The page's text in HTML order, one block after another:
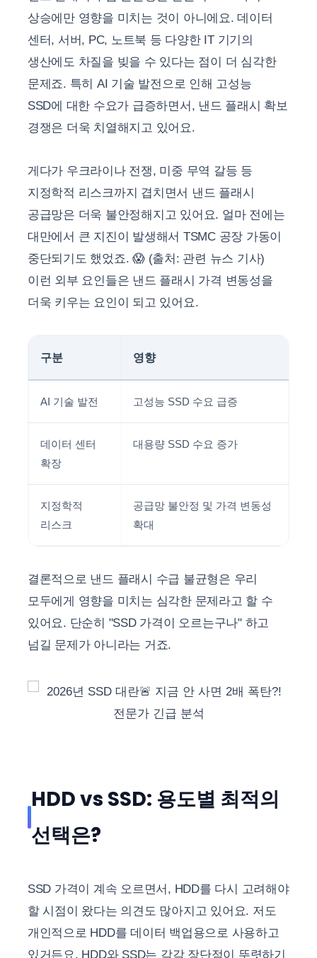
상승에만 영향을 미치는 것이 아니에요. 데이터
센터, 서버, PC, 노트북 등 다양한 IT 기기의
생산에도 차질을 빚을 수 있다는 점이 더 심각한
문제죠. 특히 AI 기술 발전으로 인해 고성능
SSD에 대한 수요가 급증하면서, 낸드 플래시 확보
경쟁은 더욱 치열해지고 있어요.
게다가 우크라이나 전쟁, 미중 무역 갈등 등
지정학적 리스크까지 겹치면서 낸드 플래시
공급망은 더욱 불안정해지고 있어요. 얼마 전에는
대만에서 큰 지진이 발생해서 TSMC 공장 가동이
중단되기도 했었죠. 😱 (출처: 관련 뉴스 기사)
이런 외부 요인들은 낸드 플래시 가격 변동성을
더욱 키우는 요인이 되고 있어요.
구분 영향
AI 기술 발전 고성능 SSD 수요 급증
데이터 센터
확장
대용량 SSD 수요 증가
지정학적
리스크
공급망 불안정 및 가격 변동성
확대
결론적으로 낸드 플래시 수급 불균형은 우리
모두에게 영향을 미치는 심각한 문제라고 할 수
있어요. 단순히 "SSD 가격이 오르는구나" 하고
넘길 문제가 아니라는 거죠.
HDD vs SSD: 용도별 최적의
선택은?
SSD 가격이 계속 오르면서, HDD를 다시 고려해야
할 시점이 왔다는 의견도 많아지고 있어요. 저도
개인적으로 HDD를 데이터 백업용으로 사용하고
있거든요. HDD와 SSD는 각각 장단점이 뚜렷하기